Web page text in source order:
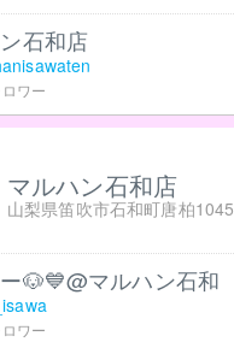
石和店
ワー
マルハン石和店
山梨県笛吹市石和町唐柏1045
🐶💙@マルハン石和
ワー